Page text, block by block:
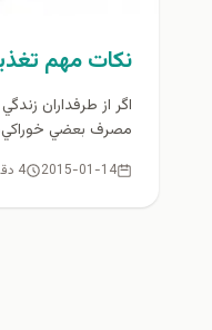
نكات مهم
اگر از طرفداران
مصرف بعضي
2015-01-14 4 دقیقه مطالعه